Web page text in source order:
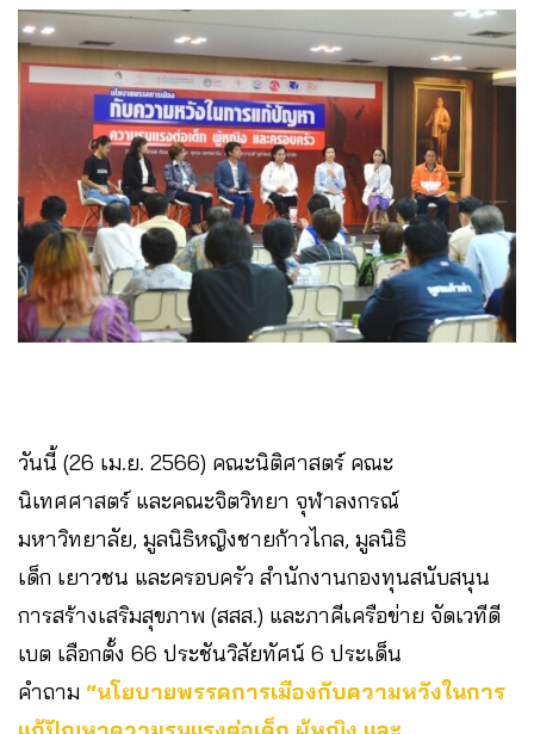
วันนี้ (26 เม.ย. 2566) คณะนิติศาสตร์ คณะ
นิเทศศาสตร์ และคณะจิตวิทยา จุฬาลงกรณ์
มหาวิทยาลัย, มูลนิธิหญิงชายก้าวไกล, มูลนิธิ
เด็ก เยาวชน และครอบครัว สำนักงานกองทุนสนับสนุน
การสร้างเสริมสุขภาพ (สสส.) และภาคีเครือข่าย จัดเวทีดี
เบต เลือกตั้ง 66 ประชันวิสัยทัศน์ 6 ประเด็น
คำถาม “นโยบายพรรคการเมืองกับความหวังในการ